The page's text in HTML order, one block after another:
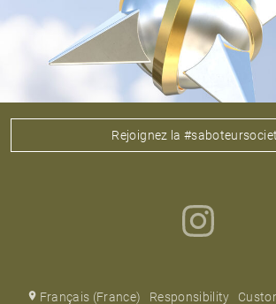
Rejoignez la
Français (France) Responsibility